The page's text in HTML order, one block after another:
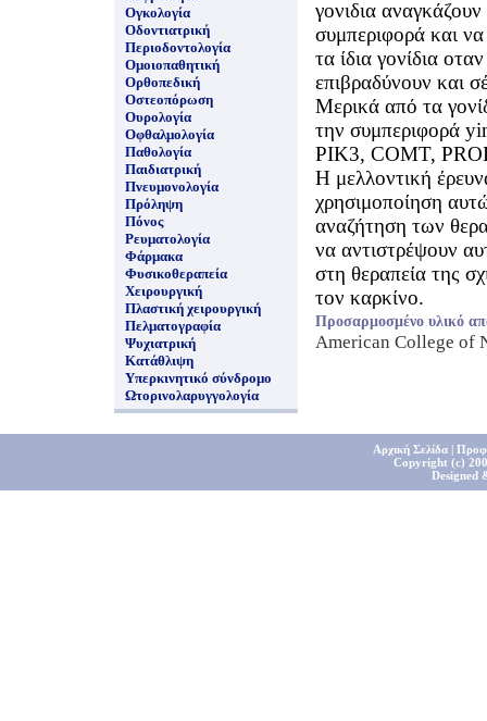
Ογκολογία
Οδοντιατρική
Περιοδοντολογία
Ομοιοπαθητική
Ορθοπεδική
Οστεοπόρωση
Ουρολογία
Οφθαλμολογία
Παθολογία
Παιδιατρική
Πνευμονολογία
Πρόληψη
Πόνος
Ρευματολογία
Φάρμακα
Φυσικοθεραπεία
Χειρουργική
Πλαστική χειρουργική
Πελματογραφία
Ψυχιατρική
Κατάθλιψη
Υπερκινητικό σύνδρομο
Ωτορινολαρυγγολογία
γονιδια
συμπεριφορά και
τα ίδια γονίδια
επιβραδύνουν και
Μερικά από τα
την συμπεριφορά
PIK3, COMT,
H μελλοντική
χρησιμοποίηση
αναζήτηση των
να αντιστρέψουν
στη θεραπεία της
τον καρκίνο.
Προσαρμοσμένο υλικό
American College of
Αρχική Σελίδα|
Copyright (c)
Designed